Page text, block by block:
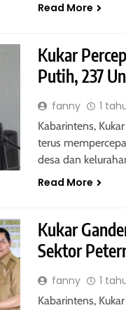
Read More
Kukar
Putih, 237
fanny 1
Kabarintens,
terus
desa dan
Read More
Kukar
Sektor
fanny 1
Kabarintens,